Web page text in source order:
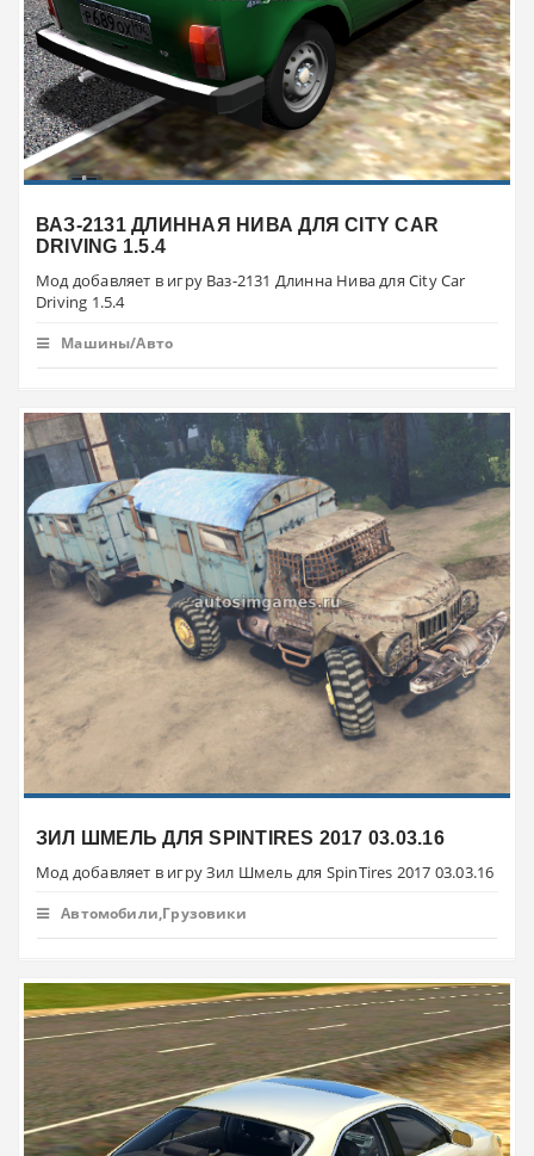
ВАЗ-2131 ДЛИННАЯ НИВА ДЛЯ CITY CAR
DRIVING 1.5.4
Мод добавляет в игру Ваз-2131 Длинна Нива для City Car
Driving 1.5.4
Машины/Авто
ЗИЛ ШМЕЛЬ ДЛЯ SPINTIRES 2017 03.03.16
Мод добавляет в игру Зил Шмель для SpinTires 2017 03.03.16
Автомобили,Грузовики